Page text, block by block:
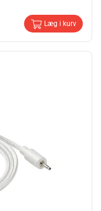
Læg i kurv